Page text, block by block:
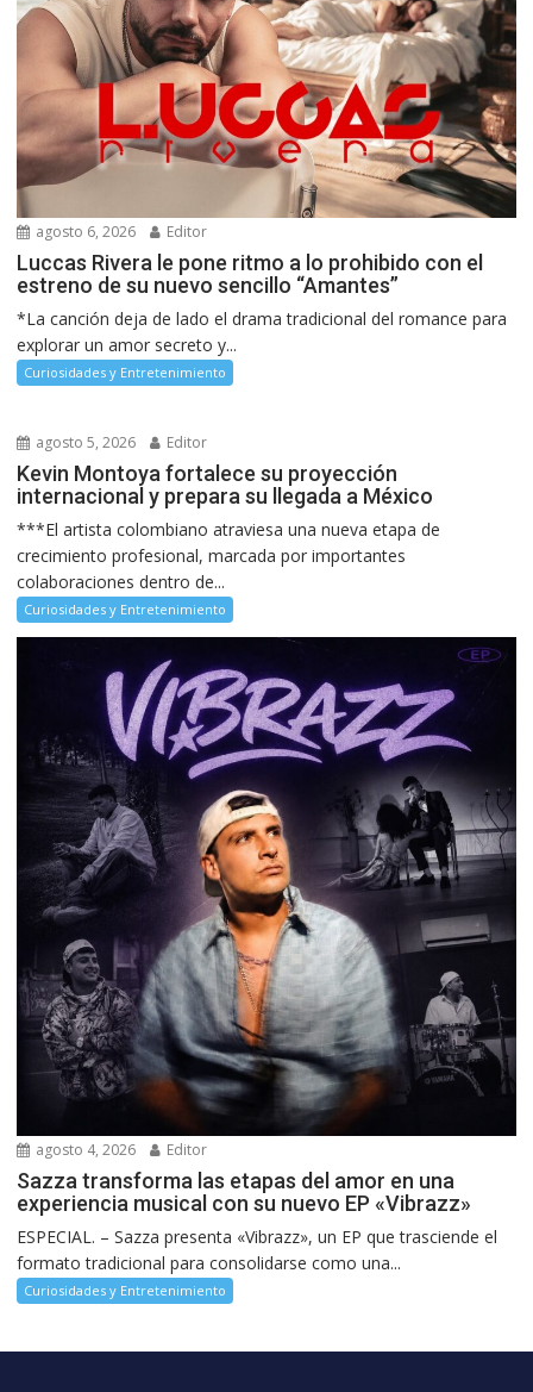
agosto 6, 2026 Editor
Luccas Rivera le pone ritmo a lo prohibido con el
estreno de su nuevo sencillo “Amantes”
*La canción deja de lado el drama tradicional del romance para
explorar un amor secreto y...
Curiosidades y Entretenimiento
agosto 5, 2026 Editor
Kevin Montoya fortalece su proyección
internacional y prepara su llegada a México
***El artista colombiano atraviesa una nueva etapa de
crecimiento profesional, marcada por importantes
colaboraciones dentro de...
Curiosidades y Entretenimiento
agosto 4, 2026 Editor
Sazza transforma las etapas del amor en una
experiencia musical con su nuevo EP «Vibrazz»
ESPECIAL. – Sazza presenta «Vibrazz», un EP que trasciende el
formato tradicional para consolidarse como una...
Curiosidades y Entretenimiento